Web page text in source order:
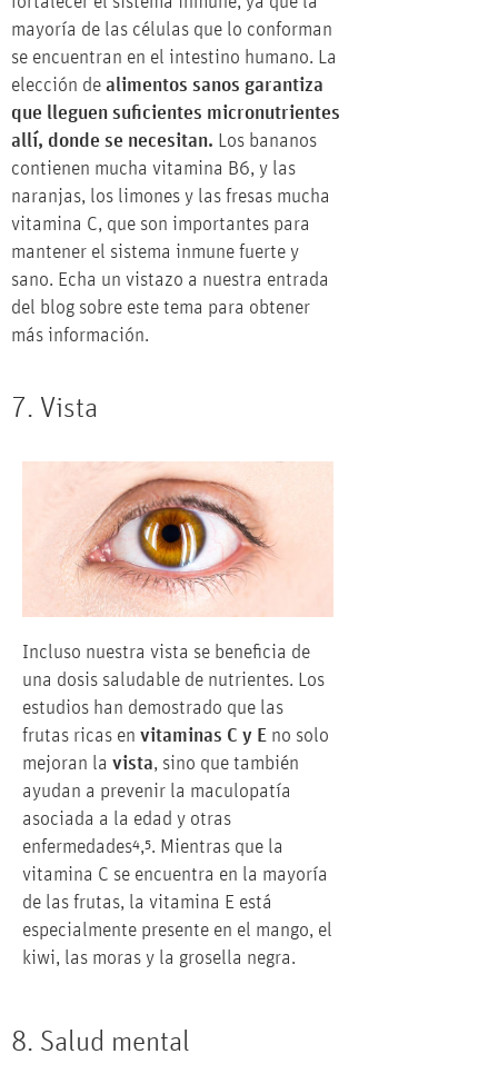
mayoría de las células que lo conforman
se encuentran en el intestino humano. La
elección de alimentos sanos garantiza
que lleguen suficientes micronutrientes
allí, donde se necesitan. Los bananos
contienen mucha vitamina B6, y las
naranjas, los limones y las fresas mucha
vitamina C, que son importantes para
mantener el sistema inmune fuerte y
sano. Echa un vistazo a nuestra entrada
del blog sobre este tema para obtener
más información.
7. Vista
Incluso nuestra vista se beneficia de
una dosis saludable de nutrientes. Los
estudios han demostrado que las
frutas ricas en vitaminas C y E no solo
mejoran la vista, sino que también
ayudan a prevenir la maculopatía
asociada a la edad y otras
enfermedades⁴,⁵. Mientras que la
vitamina C se encuentra en la mayoría
de las frutas, la vitamina E está
especialmente presente en el mango, el
kiwi, las moras y la grosella negra.
8. Salud mental